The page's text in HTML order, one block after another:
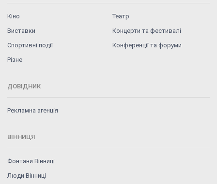
Кіно
Театр
Виставки
Концерти та фестивалі
Спортивні події
Конференції та форуми
Різне
ДОВІДНИК
Рекламна агенція
ВІННИЦЯ
Фонтани Вінниці
Люди Вінниці